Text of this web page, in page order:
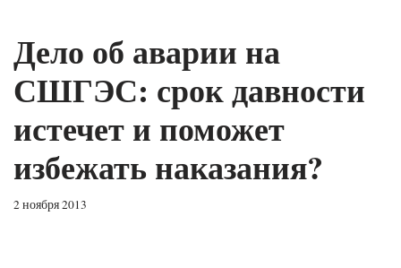
Дело об аварии на
СШГЭС: срок давности
истечет и поможет
избежать наказания?
2 ноября 2013